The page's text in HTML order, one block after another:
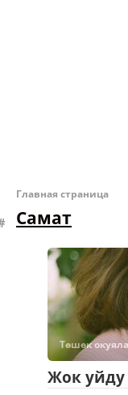
Главная страница
Самат
Төшөк
Жок уйду